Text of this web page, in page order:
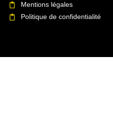
Mentions légales
Politique de confidentialité